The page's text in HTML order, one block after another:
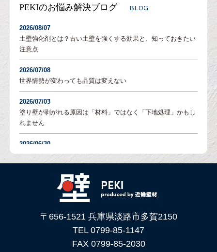
PEKIのお悩み解決ブログ BLOG
2026/08/07
土壁強化剤とは？古い土壁を強くする効果と、知っておきたい
注意点
2026/07/08
世界情勢が変わっても品質は変えない
2026/07/03
塗り壁が剥がれる原因は「材料」ではなく「下地処理」かもし
れません
2026/06/30
塗り壁の「吸水調整」とは？DIYでも失敗しないための重要な
下地処理を解説
「土壁」と「漆喰」 仕上がり表情はどんな違いがある？
2026/05/29
土壁仕上げ材「塗ってくれい」がリニューアルしました！
〒656-1521 兵庫県淡路市多賀2150
TEL 0799-85-1147
FAX 0799-85-2030